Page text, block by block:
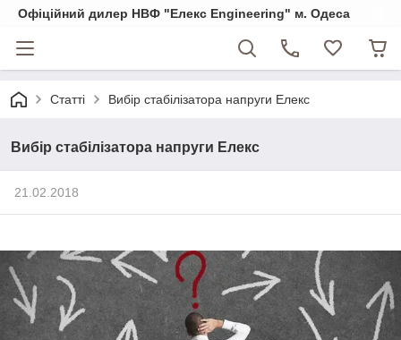
Офіційний дилер НВФ "Елекс Engineering" м. Одеса
Статті Вибір стабілізатора напруги Елекс
Вибір стабілізатора напруги Елекс
21.02.2018